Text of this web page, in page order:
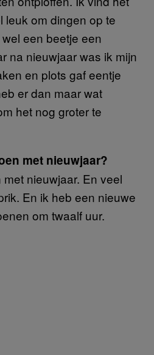
leuk om dingen op te
een beetje een
na nieuwjaar was ik mijn
en plots gaf eentje
er dan maar wat
het nog groter te
met nieuwjaar?
nieuwjaar. En veel
En ik heb een nieuwe
om twaalf uur.